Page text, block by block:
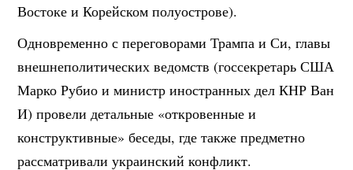
Востоке и Корейском полуострове).
Одновременно с переговорами Трампа и Си, главы
внешнеполитических ведомств (госсекретарь США
Марко Рубио и министр иностранных дел КНР Ван
И) провели детальные «откровенные и
конструктивные» беседы, где также предметно
рассматривали украинский конфликт.